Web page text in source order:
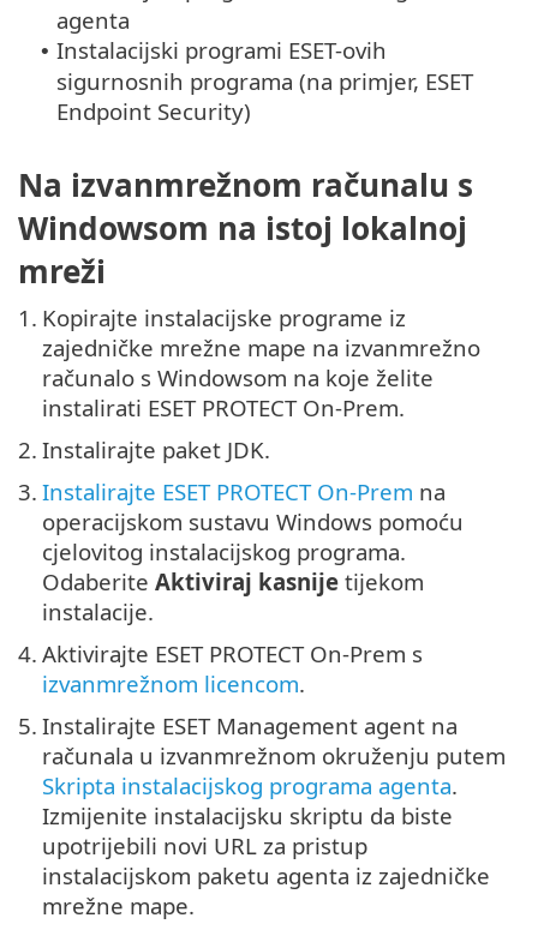
agenta
• Instalacijski programi ESET-ovih
sigurnosnih programa (na primjer, ESET
Endpoint Security)
Na izvanmrežnom računalu s
Windowsom na istoj lokalnoj
mreži
1. Kopirajte instalacijske programe iz
zajedničke mrežne mape na izvanmrežno
računalo s Windowsom na koje želite
instalirati ESET PROTECT On-Prem.
2. Instalirajte paket JDK.
3. Instalirajte ESET PROTECT On-Prem na
operacijskom sustavu Windows pomoću
cjelovitog instalacijskog programa.
Odaberite Aktiviraj kasnije tijekom
instalacije.
4. Aktivirajte ESET PROTECT On-Prem s
izvanmrežnom licencom.
5. Instalirajte ESET Management agent na
računala u izvanmrežnom okruženju putem
Skripta instalacijskog programa agenta.
Izmijenite instalacijsku skriptu da biste
upotrijebili novi URL za pristup
instalacijskom paketu agenta iz zajedničke
mrežne mape.